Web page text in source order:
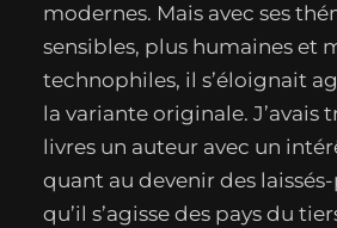
modernes. Mais avec ses
sensibles, plus humaines et
technophiles, il s’éloignait
la variante originale. J’avais
livres un auteur avec un
quant au devenir des
qu’il s’agisse des pays du